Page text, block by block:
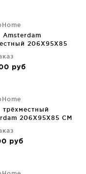
Amsterdam
206X95X85
руб
трёхместный
206X95X85 CM
руб